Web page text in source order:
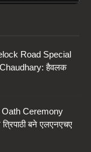
Road Special
हैवलक
Ceremony
बने एलएनएचए